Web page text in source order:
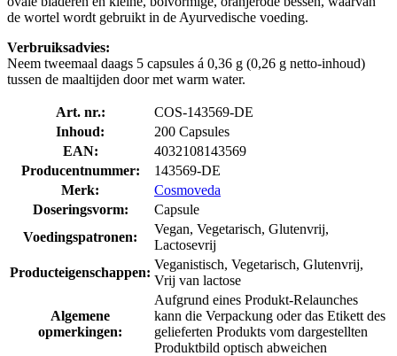
de wortel wordt gebruikt in de Ayurvedische voeding.
Verbruiksadvies:
Neem tweemaal daags 5 capsules á 0,36 g (0,26 g netto-inhoud)
tussen de maaltijden door met warm water.
Art. nr.:
COS-143569-DE
Inhoud:
200 Capsules
EAN:
4032108143569
Producentnummer:
143569-DE
Merk:
Cosmoveda
Doseringsvorm:
Capsule
Voedingspatronen:
Vegan, Vegetarisch, Glutenvrij,
Lactosevrij
Producteigenschappen:
Veganistisch, Vegetarisch, Glutenvrij,
Vrij van lactose
Algemene
opmerkingen:
Aufgrund eines Produkt-Relaunches
kann die Verpackung oder das Etikett des
gelieferten Produkts vom dargestellten
Produktbild optisch abweichen